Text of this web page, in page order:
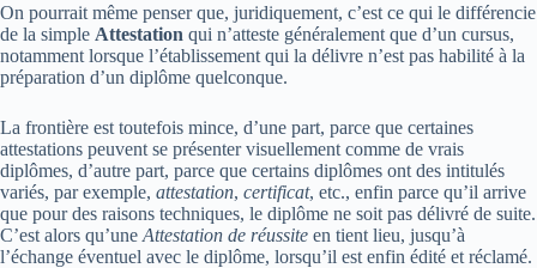
On pourrait même penser que, juridiquement, c’est ce qui le différencie
de la simple Attestation qui n’atteste généralement que d’un cursus,
notamment lorsque l’établissement qui la délivre n’est pas habilité à la
préparation d’un diplôme quelconque.
La frontière est toutefois mince, d’une part, parce que certaines
attestations peuvent se présenter visuellement comme de vrais
diplômes, d’autre part, parce que certains diplômes ont des intitulés
variés, par exemple, attestation, certificat, etc., enfin parce qu’il arrive
que pour des raisons techniques, le diplôme ne soit pas délivré de suite.
C’est alors qu’une Attestation de réussite en tient lieu, jusqu’à
l’échange éventuel avec le diplôme, lorsqu’il est enfin édité et réclamé.